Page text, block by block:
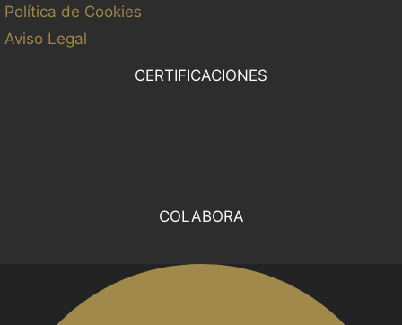
Política de Cookies
Aviso Legal
CERTIFICACIONES
COLABORA